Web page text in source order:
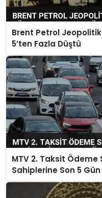
Brent Petrol
5’ten Fazla Düştü
MTV 2. Taksit Ödeme
Sahiplerine Son 5 Gün